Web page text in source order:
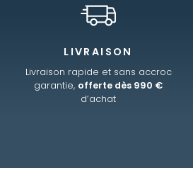
LIVRAISON
Livraison rapide et sans accroc
garantie, offerte dès 990 €
d’achat